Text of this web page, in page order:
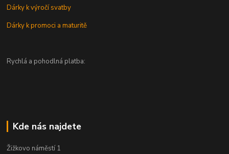
Dárky k výročí svatby
Dárky k promoci a maturitě
Rychlá a pohodlná platba:
Kde nás najdete
Žižkovo náměstí 1